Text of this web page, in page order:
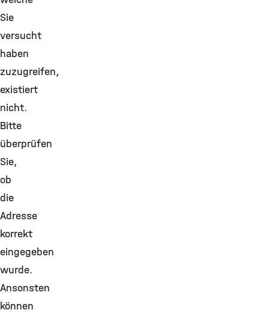
Sie
versucht
haben
zuzugreifen,
existiert
nicht.
Bitte
überprüfen
Sie,
ob
die
Adresse
korrekt
eingegeben
wurde.
Ansonsten
können